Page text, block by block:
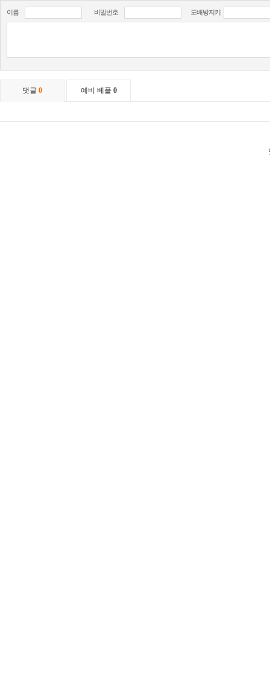
이름 비밀번호 도배방지키
댓글 0 예비 베플 0